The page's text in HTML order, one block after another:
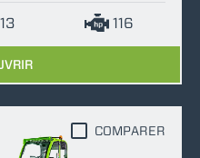
13 116
COMPARER